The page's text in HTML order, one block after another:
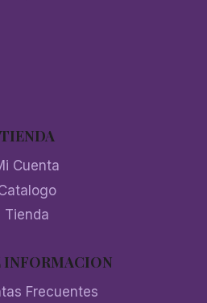
TIENDA
Cuenta
Tienda
INFORMACION
Frecuentes